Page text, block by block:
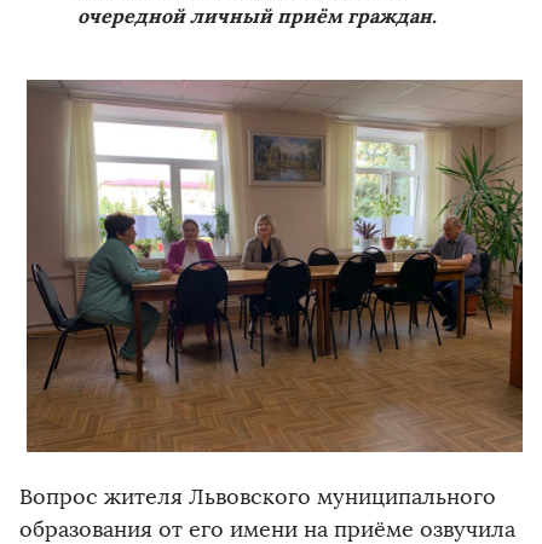
очередной личный приём граждан.
Вопрос жителя Львовского муниципального
образования от его имени на приёме озвучила